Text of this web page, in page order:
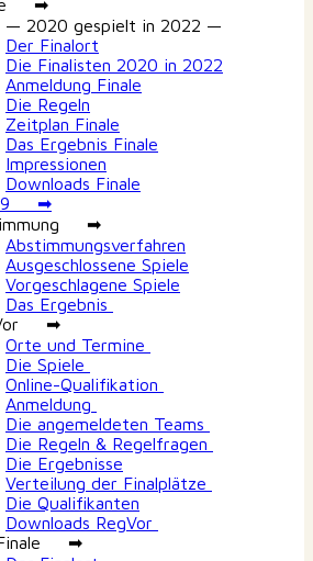
➡
— 2020 gespielt in 2022 —
Der Finalort
Die Finalisten 2020 in 2022
Anmeldung Finale
Die Regeln
Zeitplan Finale
Das Ergebnis Finale
Impressionen
Downloads Finale
➡
➡
Abstimmungsverfahren
Ausgeschlossene Spiele
Vorgeschlagene Spiele
Das Ergebnis
➡
Orte und Termine
Die Spiele
Online-Qualifikation
Anmeldung
Die angemeldeten Teams
Die Regeln & Regelfragen
Die Ergebnisse
Verteilung der Finalplätze
Die Qualifikanten
Downloads RegVor
Finale ➡